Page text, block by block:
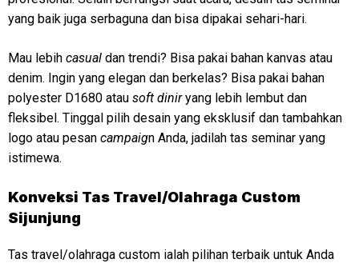
yang baik juga serbaguna dan bisa dipakai sehari-hari.
Mau lebih casual dan trendi? Bisa pakai bahan kanvas atau
denim. Ingin yang elegan dan berkelas? Bisa pakai bahan
polyester D1680 atau soft diniryang lebih lembut dan
fleksibel. Tinggal pilih desain yang eksklusif dan tambahkan
logo atau pesan campaign Anda, jadilah tas seminar yang
istimewa.
Konveksi Tas Travel/Olahraga Custom
Sijunjung
Tas travel/olahraga custom ialah pilihan terbaik untuk Anda